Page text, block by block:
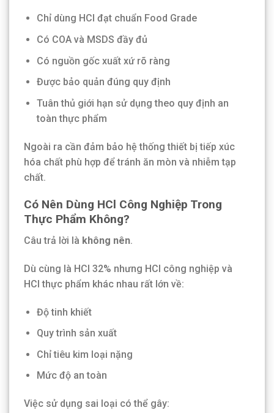
Chỉ dùng HCl đạt chuẩn Food Grade
Có COA và MSDS đầy đủ
Có nguồn gốc xuất xứ rõ ràng
Được bảo quản đúng quy định
Tuân thủ giới hạn sử dụng theo quy định an
toàn thực phẩm
Ngoài ra cần đảm bảo hệ thống thiết bị tiếp xúc
hóa chất phù hợp để tránh ăn mòn và nhiễm tạp
chất.
Có Nên Dùng HCl Công Nghiệp Trong
Thực Phẩm Không?
Câu trả lời là không nên.
Dù cùng là HCl 32% nhưng HCl công nghiệp và
HCl thực phẩm khác nhau rất lớn về:
Độ tinh khiết
Quy trình sản xuất
Chỉ tiêu kim loại nặng
Mức độ an toàn
Việc sử dụng sai loại có thể gây: